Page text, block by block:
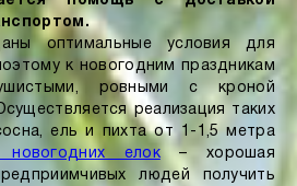
оптимальные условия для
к новогодним праздникам
ровными с кроной
реализация таких
ель и пихта от 1-1,5 метра
новогодних елок– хорошая
людей получить